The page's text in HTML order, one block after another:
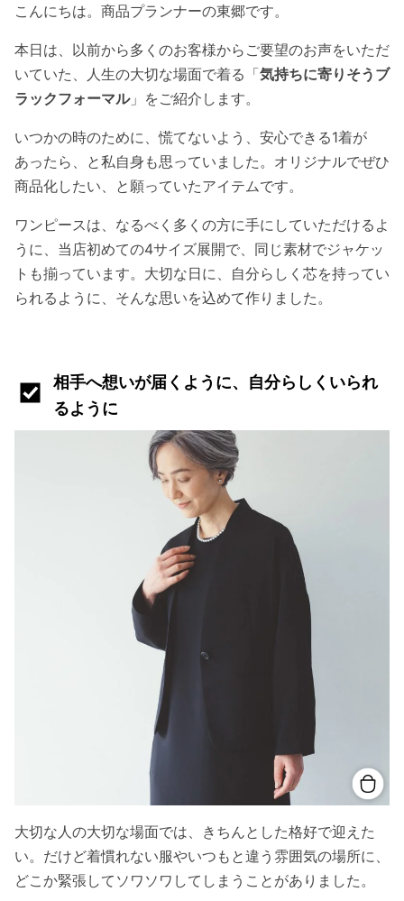
こんにちは。商品プランナーの東郷です。
本日は、以前から多くのお客様からご要望のお声をいただ
いていた、人生の大切な場面で着る「気持ちに寄りそうブ
ラックフォーマル」をご紹介します。
いつかの時のために、慌てないよう、安心できる1着が
あったら、と私自身も思っていました。オリジナルでぜひ
商品化したい、と願っていたアイテムです。
ワンピースは、なるべく多くの方に手にしていただけるよ
うに、当店初めての4サイズ展開で、同じ素材でジャケッ
トも揃っています。大切な日に、自分らしく芯を持ってい
られるように、そんな思いを込めて作りました。
相手へ想いが届くように、自分らしくいられ
るように
大切な人の大切な場面では、きちんとした格好で迎えた
い。だけど着慣れない服やいつもと違う雰囲気の場所に、
どこか緊張してソワソワしてしまうことがありました。